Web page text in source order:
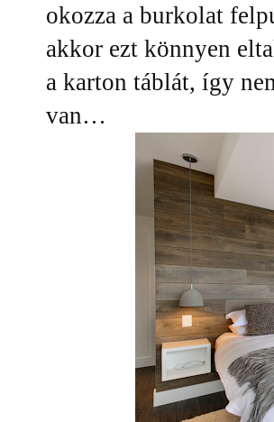
okozza a burkolat
akkor ezt könnyen
a karton táblát, így
van…